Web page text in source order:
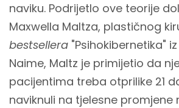
naviku. Podrijetlo ove teorije
Maxwella Maltza, plastičnog
bestsellera "Psihokibernetika"
Naime, Maltz je primijetio da
pacijentima treba otprilike 21
naviknuli na tjelesne promjene